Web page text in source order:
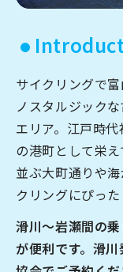
写真で見る
なめりかわ"達
デジタルパン
アクセス
なめりかわ観
会員紹介
お問い合わせ
サイクリングで
ノスタルジック
エリア。江戸時
の港町として栄
並ぶ大町通りや
クリングにぴった
滑川〜岩瀬間の
が便利です。滑